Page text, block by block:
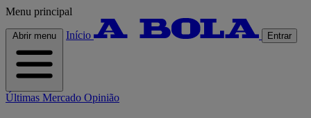
Menu principal
Abrir menu Início Entrar
Últimas Mercado Opinião